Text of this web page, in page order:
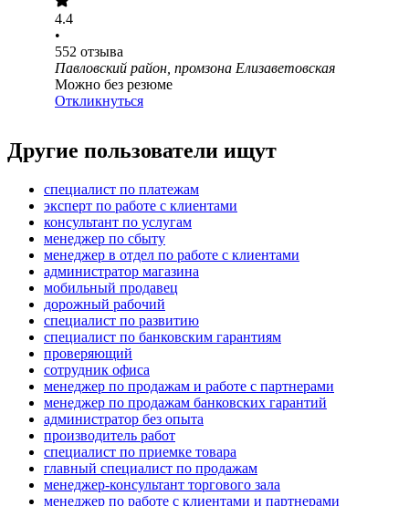
4.4
•
552 отзыва
Павловский район, промзона Елизаветовская
Можно без резюме
Откликнуться
Другие пользователи ищут
специалист по платежам
эксперт по работе с клиентами
консультант по услугам
менеджер по сбыту
менеджер в отдел по работе с клиентами
администратор магазина
мобильный продавец
дорожный рабочий
специалист по развитию
специалист по банковским гарантиям
проверяющий
сотрудник офиса
менеджер по продажам и работе с партнерами
менеджер по продажам банковских гарантий
администратор без опыта
производитель работ
специалист по приемке товара
главный специалист по продажам
менеджер-консультант торгового зала
менеджер по работе с клиентами и партнерами